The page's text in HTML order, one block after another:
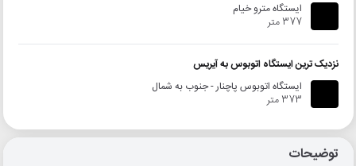
ایستگاه مترو خیام
377 متر
نزدیک ترین ایستگاه اتوبوس به آیریس
ایستگاه اتوبوس پاچنار - جنوب به شمال
373 متر
توضیحات